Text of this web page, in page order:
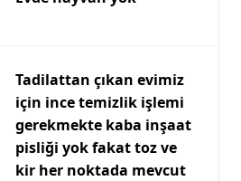
Tadilattan çıkan evimiz
için ince temizlik işlemi
gerekmekte kaba inşaat
pisliği yok fakat toz ve
kir her noktada mevcut